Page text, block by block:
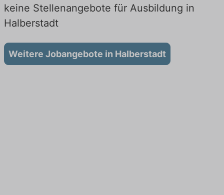
keine Stellenangebote für Ausbildung in
Halberstadt
Weitere Jobangebote in Halberstadt